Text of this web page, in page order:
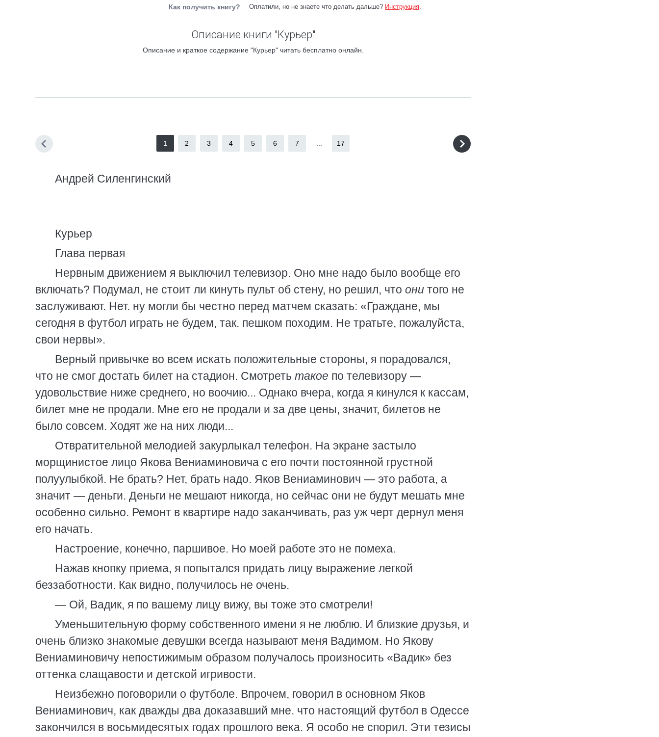
Как получить книгу? Оплатили, но не знаете что делать дальше? Инструкция.
Описание книги "Курьер"
Описание и краткое содержание "Курьер" читать бесплатно онлайн.
1 2 3 4 5 6 7 17
Андрей Силенгинский
Курьер
Глава первая
Нервным движением я выключил телевизор. Оно мне надо было вообще его
включать? Подумал, не стоит ли кинуть пульт об стену, но решил, что они того не
заслуживают. Нет. ну могли бы честно перед матчем сказать: «Граждане, мы
сегодня в футбол играть не будем, так. пешком походим. Не тратьте, пожалуйста,
свои нервы».
Верный привычке во всем искать положительные стороны, я порадовался,
что не смог достать билет на стадион. Смотреть такое по телевизору —
удовольствие ниже среднего, но воочию... Однако вчера, когда я кинулся к кассам,
билет мне не продали. Мне его не продали и за две цены, значит, билетов не
было совсем. Ходят же на них люди...
Отвратительной мелодией закурлыкал телефон. На экране застыло
морщинистое лицо Якова Вениаминовича с его почти постоянной грустной
полуулыбкой. Не брать? Нет, брать надо. Яков Вениаминович — это работа, а
значит — деньги. Деньги не мешают никогда, но сейчас они не будут мешать мне
особенно сильно. Ремонт в квартире надо заканчивать, раз уж черт дернул меня
его начать.
Настроение, конечно, паршивое. Но моей работе это не помеха.
Нажав кнопку приема, я попытался придать лицу выражение легкой
беззаботности. Как видно, получилось не очень.
— Ой, Вадик, я по вашему лицу вижу, вы тоже это смотрели!
Уменьшительную форму собственного имени я не люблю. И близкие друзья, и
очень близко знакомые девушки всегда называют меня Вадимом. Но Якову
Вениаминовичу непостижимым образом получалось произносить «Вадик» без
оттенка слащавости и детской игривости.
Неизбежно поговорили о футболе. Впрочем, говорил в основном Яков
Вениаминович, как дважды два доказавший мне. что настоящий футбол в Одессе
закончился в восьмидесятых годах прошлого века. Я особо не спорил. Эти тезисы